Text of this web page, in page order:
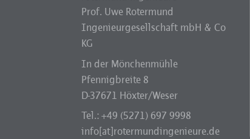
Prof. Uwe Rotermund
Ingenieurgesellschaft mbH & Co
KG
In der Mönchenmühle
Pfennigbreite 8
D-37671 Höxter/Weser
Tel.: +49 (5271) 697 9998
info[at]rotermundingenieure.de